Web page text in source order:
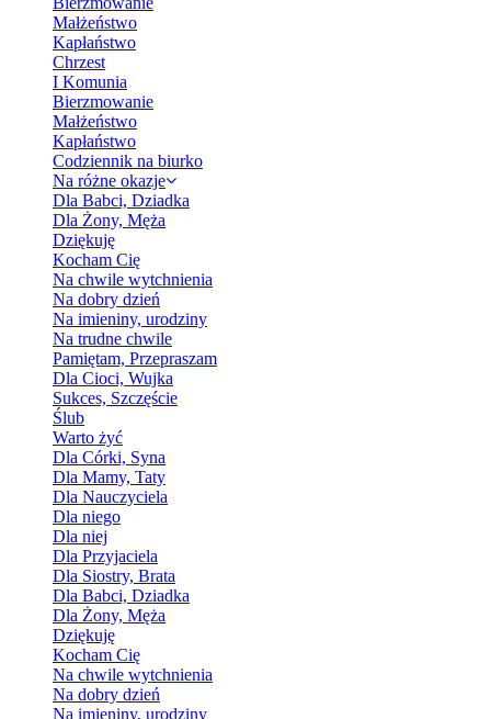
Małżeństwo
Kapłaństwo
Chrzest
I Komunia
Bierzmowanie
Małżeństwo
Kapłaństwo
Codziennik na biurko
Na różne okazje
Dla Babci, Dziadka
Dla Żony, Męża
Dziękuję
Kocham Cię
Na chwile wytchnienia
Na dobry dzień
Na imieniny, urodziny
Na trudne chwile
Pamiętam, Przepraszam
Dla Cioci, Wujka
Sukces, Szczęście
Ślub
Warto żyć
Dla Córki, Syna
Dla Mamy, Taty
Dla Nauczyciela
Dla niego
Dla niej
Dla Przyjaciela
Dla Siostry, Brata
Dla Babci, Dziadka
Dla Żony, Męża
Dziękuję
Kocham Cię
Na chwile wytchnienia
Na dobry dzień
Na imieniny, urodziny